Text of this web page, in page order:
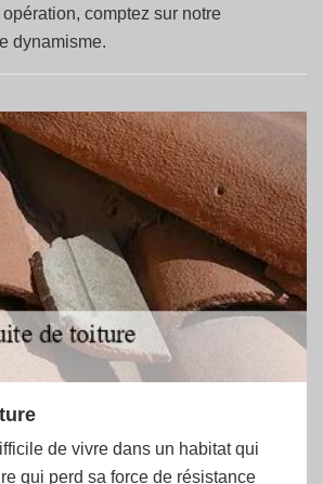
comptez sur notre
dynamisme.
de vivre dans un habitat qui
qui perd sa force de résistance